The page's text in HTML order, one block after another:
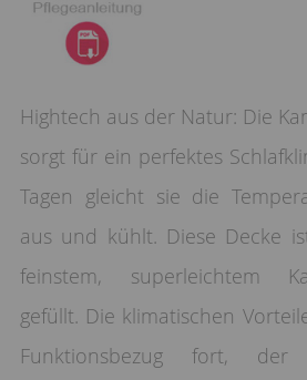
Hightech aus der Natur: Die
sorgt für ein perfektes
Tagen gleicht sie die
aus und kühlt. Diese Decke
feinstem, superleichtem
gefüllt. Die klimatischen
Funktionsbezug fort,